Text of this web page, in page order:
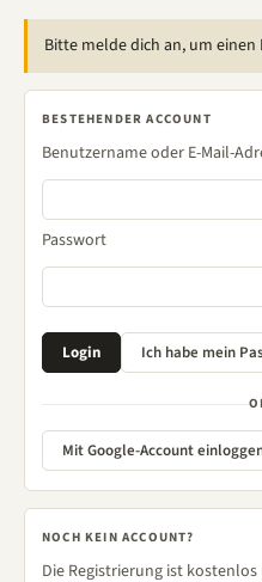
Bitte melde dich an, um einen
BESTEHENDER ACCOUNT
Benutzername oder E-Mail-
Passwort
Mit Google-Account
NOCH KEIN ACCOUNT?
Die Registrierung ist